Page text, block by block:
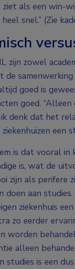
ziet als een win-
snel.” (Zie
zijn zowel
de
goed is
goed.
denk dat het
ziekenhuizen een
is dat vooral in
is, wat de
zijn als perifere
doen aan
ziekenhuis
zo eerder
worden
alleen
studies is een